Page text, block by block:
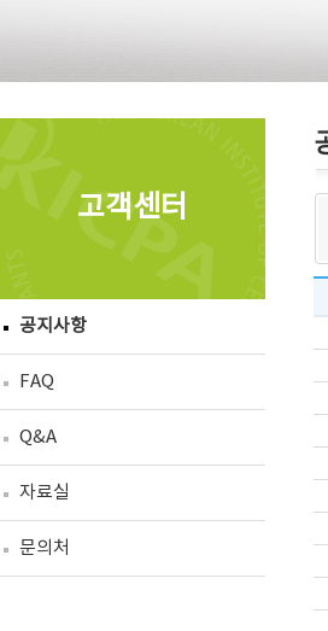
고객센터
공지사항
FAQ
Q&A
자료실
문의처